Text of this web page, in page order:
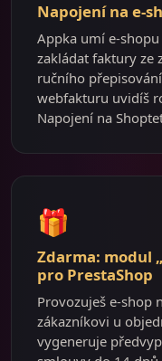
Napojení na e-
Appka umí e-
zakládat faktury ze
ručního
webfakturu uvidíš
Napojení na
🎁
Zdarma: modul
pro PrestaShop
Provozuješ e-shop
zákazníkovi u
vygeneruje